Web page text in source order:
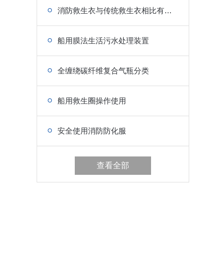
消防救生衣与传统救生衣相比有哪些优势？
船用膜法生活污水处理装置
全缠绕碳纤维复合气瓶分类
船用救生圈操作使用
安全使用消防防化服
查看全部